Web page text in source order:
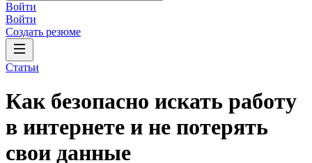
Войти
Войти
Создать резюме
Статьи
Как безопасно искать работу
в интернете и не потерять
свои данные